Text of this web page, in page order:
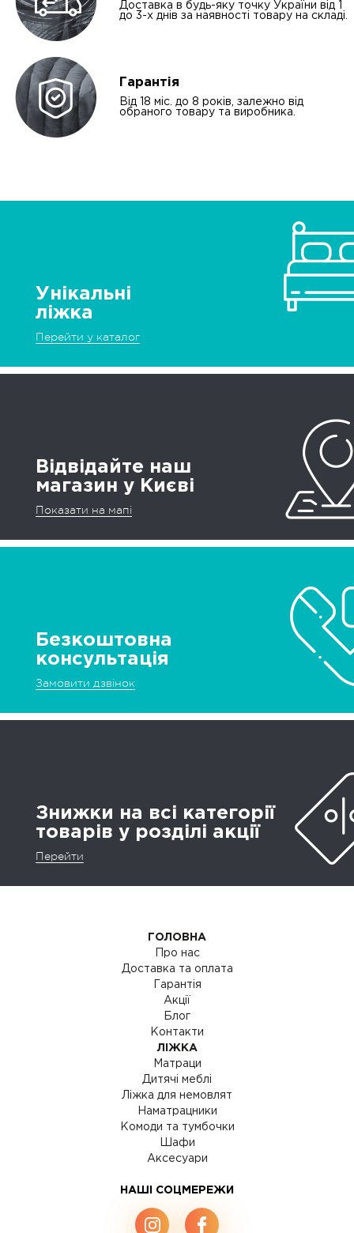
Доставка в будь-яку точку України від 1
до 3-х днів за наявності товару на складі.
Гарантія
Від 18 міс. до 8 років, залежно від
обраного товару та виробника.
Унікальні
ліжка
Перейти у каталог
Відвідайте наш
магазин у Києві
Показати на мапі
Безкоштовна
консультація
Замовити дзвінок
Знижки на всі категорії
товарів у розділі акції
Перейти
ГОЛОВНА
Про нас
Доставка та оплата
Гарантія
Акції
Блог
Контакти
ЛІЖКА
Матраци
Дитячі меблі
Ліжка для немовлят
Наматрацники
Комоди та тумбочки
Шафи
Аксесуари
НАШІ СОЦМЕРЕЖИ